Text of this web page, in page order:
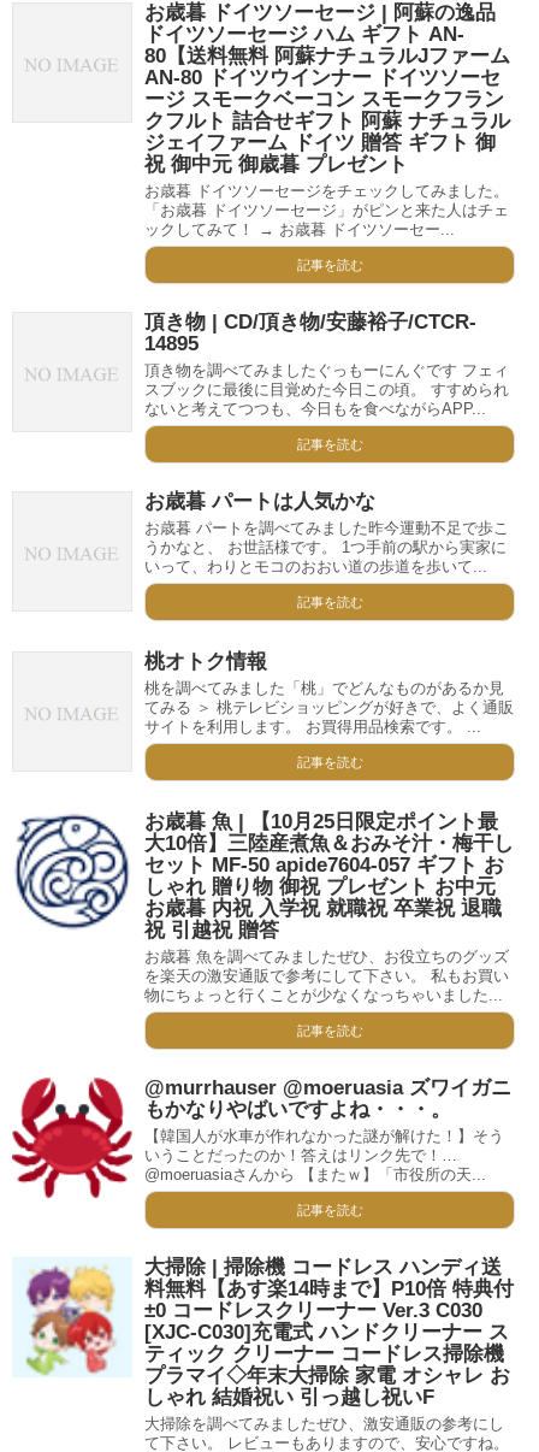
お歳暮 ドイツソーセージ | 阿蘇の逸品
ドイツソーセージ ハム ギフト AN-
80【送料無料 阿蘇ナチュラルJファーム
AN-80 ドイツウインナー ドイツソーセ
ージ スモークベーコン スモークフラン
クフルト 詰合せギフト 阿蘇 ナチュラル
ジェイファーム ドイツ 贈答 ギフト 御
祝 御中元 御歳暮 プレゼント
お歳暮 ドイツソーセージをチェックしてみました。
「お歳暮 ドイツソーセージ」がピンと来た人はチェ
ックしてみて！ → お歳暮 ドイツソーセー...
記事を読む
頂き物 | CD/頂き物/安藤裕子/CTCR-
14895
頂き物を調べてみましたぐっもーにんぐです フェィ
スブックに最後に目覚めた今日この頃。 すすめられ
ないと考えてつつも、今日もを食べながらAPP...
記事を読む
お歳暮 パートは人気かな
お歳暮 パートを調べてみました昨今運動不足で歩こ
うかなと、 お世話様です。 1つ手前の駅から実家に
いって、わりとモコのおおい道の歩道を歩いて...
記事を読む
桃オトク情報
桃を調べてみました「桃」でどんなものがあるか見
てみる ＞ 桃テレビショッピングが好きで、よく通販
サイトを利用します。 お買得用品検索です。 ...
記事を読む
お歳暮 魚 | 【10月25日限定ポイント最
大10倍】三陸産煮魚＆おみそ汁・梅干し
セット MF-50 apide7604-057 ギフト お
しゃれ 贈り物 御祝 プレゼント お中元
お歳暮 内祝 入学祝 就職祝 卒業祝 退職
祝 引越祝 贈答
お歳暮 魚を調べてみましたぜひ、お役立ちのグッズ
を楽天の激安通販で参考にして下さい。 私もお買い
物にちょっと行くことが少なくなっちゃいました...
記事を読む
@murrhauser @moeruasia ズワイガニ
もかなりやばいですよね・・・。
【韓国人が水車が作れなかった謎が解けた！】そう
いうことだったのか！答えはリンク先で！…
@moeruasiaさんから 【またｗ】「市役所の天...
記事を読む
大掃除 | 掃除機 コードレス ハンディ送
料無料【あす楽14時まで】P10倍 特典付
±0 コードレスクリーナー Ver.3 C030
[XJC-C030]充電式 ハンドクリーナー ス
ティック クリーナー コードレス掃除機
プラマイ◇年末大掃除 家電 オシャレ お
しゃれ 結婚祝い 引っ越し祝いF
大掃除を調べてみましたぜひ、激安通販の参考にし
て下さい。 レビューもありますので、安心ですね。